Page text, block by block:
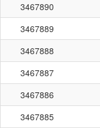
3467890
3467889
3467888
3467887
3467886
3467885